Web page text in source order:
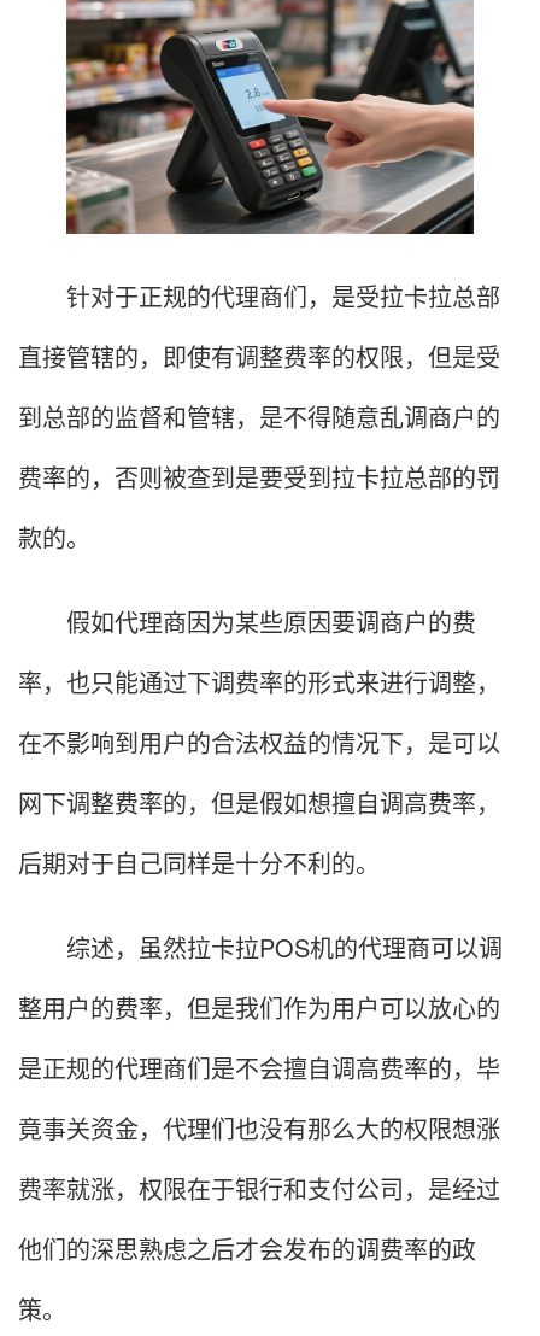
针对于正规的代理商们，是受拉卡拉总部
直接管辖的，即使有调整费率的权限，但是受
到总部的监督和管辖，是不得随意乱调商户的
费率的，否则被查到是要受到拉卡拉总部的罚
款的。
假如代理商因为某些原因要调商户的费
率，也只能通过下调费率的形式来进行调整，
在不影响到用户的合法权益的情况下，是可以
网下调整费率的，但是假如想擅自调高费率，
后期对于自己同样是十分不利的。
综述，虽然拉卡拉POS机的代理商可以调
整用户的费率，但是我们作为用户可以放心的
是正规的代理商们是不会擅自调高费率的，毕
竟事关资金，代理们也没有那么大的权限想涨
费率就涨，权限在于银行和支付公司，是经过
他们的深思熟虑之后才会发布的调费率的政
策。